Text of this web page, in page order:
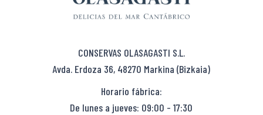
CONSERVAS OLASAGASTI S.L.
Avda. Erdoza 36, 48270 Markina (Bizkaia)
Horario fábrica:
De lunes a jueves: 09:00 - 17:30